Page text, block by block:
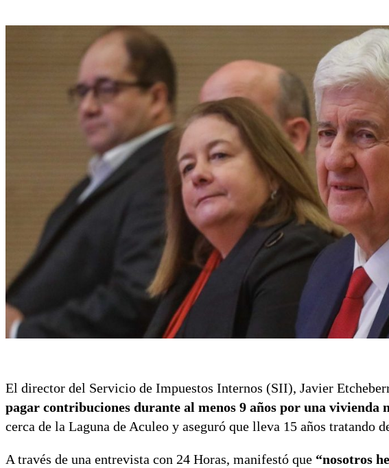
El director del Servicio de Impuestos Internos (SII), Javier
pagar contribuciones durante al menos 9 años por una vivienda
cerca de la Laguna de Aculeo y aseguró que lleva 15 años tratando
A través de una entrevista con 24 Horas, manifestó que “nosotros